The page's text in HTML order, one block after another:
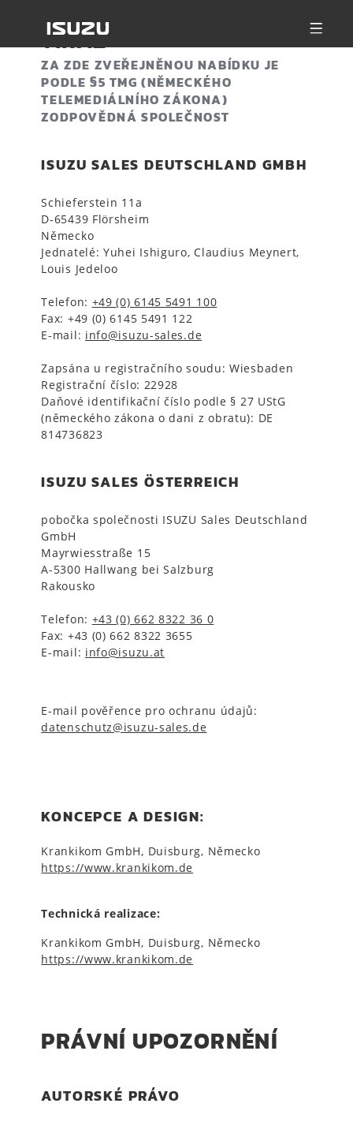
TIRÁŽ
ZA ZDE ZVEŘEJNĚNOU NABÍDKU JE
PODLE §5 TMG (NĚMECKÉHO
TELEMEDIÁLNÍHO ZÁKONA)
ZODPOVĚDNÁ SPOLEČNOST
ISUZU SALES DEUTSCHLAND GMBH
Schieferstein 11a
D-65439 Flörsheim
Německo
Jednatelé:Yuhei Ishiguro, Claudius Meynert,
Louis Jedeloo
Telefon: +49 (0) 6145 5491 100
Fax: +49 (0) 6145 5491 122
E-mail: info@isuzu-sales.de
Zapsána u registračního soudu: Wiesbaden
Registrační číslo: 22928
Daňové identifikační číslo podle § 27 UStG
(německého zákona o dani z obratu): DE
814736823
ISUZU SALES ÖSTERREICH
pobočka společnosti ISUZU Sales Deutschland
GmbH
Mayrwiesstraße 15
A-5300 Hallwang bei Salzburg
Rakousko
Telefon: +43 (0) 662 8322 36 0
Fax: +43 (0) 662 8322 3655
E-mail: info@isuzu.at
E-mail pověřence pro ochranu údajů:
datenschutz@isuzu-sales.de
KONCEPCE A DESIGN:
Krankikom GmbH, Duisburg, Německo
https://www.krankikom.de
Technická realizace:
Krankikom GmbH, Duisburg, Německo
https://www.krankikom.de
PRÁVNÍ UPOZORNĚNÍ
AUTORSKÉ PRÁVO